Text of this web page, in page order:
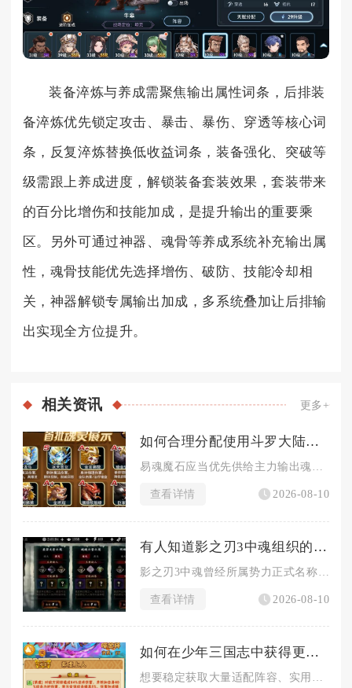
装备淬炼与养成需聚焦输出属性词条，后排装
备淬炼优先锁定攻击、暴击、暴伤、穿透等核心词
条，反复淬炼替换低收益词条，装备强化、突破等
级需跟上养成进度，解锁装备套装效果，套装带来
的百分比增伤和技能加成，是提升输出的重要乘
区。另外可通过神器、魂骨等养成系统补充输出属
性，魂骨技能优先选择增伤、破防、技能冷却相
关，神器解锁专属输出加成，多系统叠加让后排输
出实现全方位提升。
相关资讯 更多+
如何合理分配使用斗罗大陆手游中的易魂魔石
查看详情 2026-08-10
有人知道影之刃3中魂组织的名字是什么
查看详情 2026-08-10
如何在少年三国志中获得更多好用的橙将